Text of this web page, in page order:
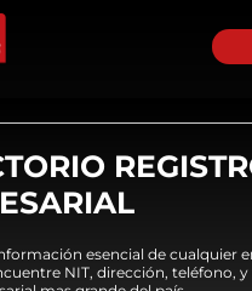
esencial de cualquier
NIT, dirección, teléfono, y